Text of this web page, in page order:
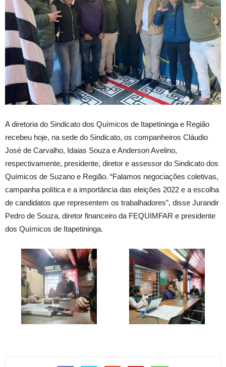
A diretoria do Sindicato dos Químicos de Itapetininga e Região
recebeu hoje, na sede do Sindicato, os companheiros Cláudio
José de Carvalho, Idaias Souza e Anderson Avelino,
respectivamente, presidente, diretor e assessor do Sindicato dos
Químicos de Suzano e Região. “Falamos negociações coletivas,
campanha política e a importância das eleições 2022 e a escolha
de candidatos que representem os trabalhadores”, disse Jurandir
Pedro de Souza, diretor financeiro da FEQUIMFAR e presidente
dos Químicos de Itapetininga.